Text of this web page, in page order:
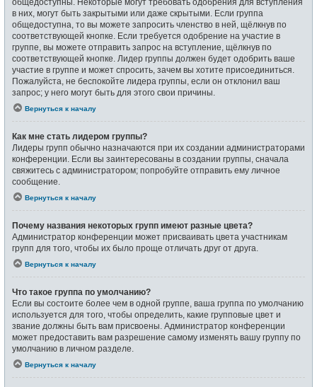
общедоступны. Некоторые могут требовать одобрения для вступления
в них, могут быть закрытыми или даже скрытыми. Если группа
общедоступна, то вы можете запросить членство в ней, щёлкнув по
соответствующей кнопке. Если требуется одобрение на участие в
группе, вы можете отправить запрос на вступление, щёлкнув по
соответствующей кнопке. Лидер группы должен будет одобрить ваше
участие в группе и может спросить, зачем вы хотите присоединиться.
Пожалуйста, не беспокойте лидера группы, если он отклонил ваш
запрос; у него могут быть для этого свои причины.
Вернуться к началу
Как мне стать лидером группы?
Лидеры групп обычно назначаются при их создании администраторами
конференции. Если вы заинтересованы в создании группы, сначала
свяжитесь с администратором; попробуйте отправить ему личное
сообщение.
Вернуться к началу
Почему названия некоторых групп имеют разные цвета?
Администратор конференции может присваивать цвета участникам
групп для того, чтобы их было проще отличать друг от друга.
Вернуться к началу
Что такое группа по умолчанию?
Если вы состоите более чем в одной группе, ваша группа по умолчанию
используется для того, чтобы определить, какие групповые цвет и
звание должны быть вам присвоены. Администратор конференции
может предоставить вам разрешение самому изменять вашу группу по
умолчанию в личном разделе.
Вернуться к началу